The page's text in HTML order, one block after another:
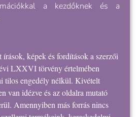
a kezdőknek és a
képek és fordítások a szerzői
LXXVI törvény értelmében
tilos engedély nélkül. Kivételt
van idézve és az oldalra mutató
Amennyiben más forrás nincs